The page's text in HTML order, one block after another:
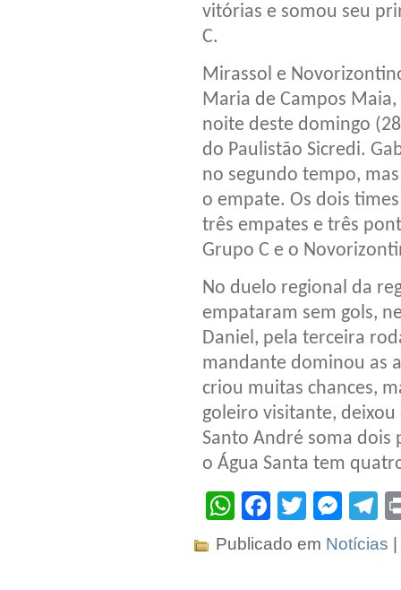
vitórias e somou seu
C.
Mirassol e
Maria de Campos
noite deste domingo
do Paulistão Sicredi.
no segundo tempo,
o empate. Os dois
três empates e três
Grupo C e o
No duelo regional da
empataram sem gols,
Daniel, pela terceira
mandante dominou as
criou muitas chances,
goleiro visitante,
Santo André soma
o Água Santa tem
WhatsApp
Facebook
Twitter
Publicado em Notícias |